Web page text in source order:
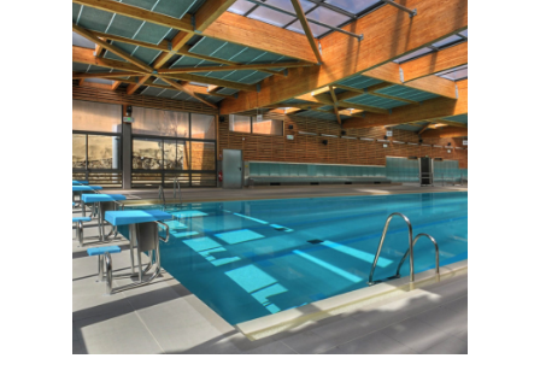
PISCINE DE BREIL SUR ROYA
Equipements